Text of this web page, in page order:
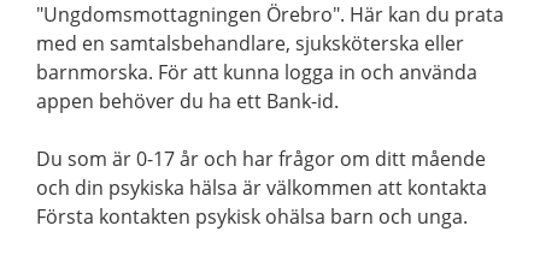
"Ungdomsmottagningen Örebro". Här kan du prata
med en samtalsbehandlare, sjuksköterska eller
barnmorska. För att kunna logga in och använda
appen behöver du ha ett Bank-id.
Du som är 0-17 år och har frågor om ditt mående
och din psykiska hälsa är välkommen att kontakta
Första kontakten psykisk ohälsa barn och unga.